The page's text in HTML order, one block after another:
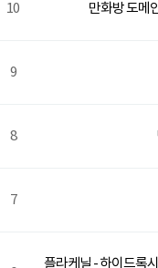
10 만화방 도메
9
8
7
플라케닐 - 하이드록